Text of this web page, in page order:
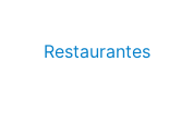
Restaurantes